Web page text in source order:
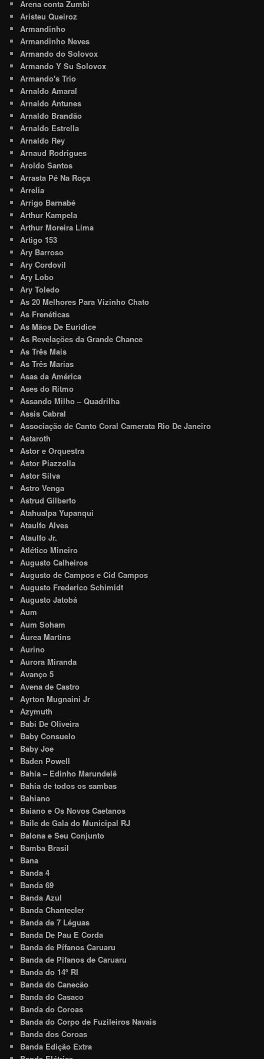
Arena conta Zumbi
Aristeu Queiroz
Armandinho
Armandinho Neves
Armando do Solovox
Armando Y Su Solovox
Armando's Trio
Arnaldo Amaral
Arnaldo Antunes
Arnaldo Brandão
Arnaldo Estrella
Arnaldo Rey
Arnaud Rodrigues
Aroldo Santos
Arrasta Pé Na Roça
Arrelia
Arrigo Barnabé
Arthur Kampela
Arthur Moreira Lima
Artigo 153
Ary Barroso
Ary Cordovil
Ary Lobo
Ary Toledo
As 20 Melhores Para Vizinho Chato
As Frenéticas
As Mãos De Euridice
As Revelações da Grande Chance
As Três Mais
As Três Marias
Asas da América
Ases do Ritmo
Assando Milho – Quadrilha
Assis Cabral
Associação de Canto Coral Camerata Rio De Janeiro
Astaroth
Astor e Orquestra
Astor Piazzolla
Astor Silva
Astro Venga
Astrud Gilberto
Atahualpa Yupanqui
Ataulfo Alves
Ataulfo Jr.
Atlético Mineiro
Augusto Calheiros
Augusto de Campos e Cid Campos
Augusto Frederico Schimidt
Augusto Jatobá
Aum
Aum Soham
Áurea Martins
Aurino
Aurora Miranda
Avanço 5
Avena de Castro
Ayrton Mugnaini Jr
Azymuth
Babi De Oliveira
Baby Consuelo
Baby Joe
Baden Powell
Bahia – Edinho Marundelê
Bahia de todos os sambas
Bahiano
Baiano e Os Novos Caetanos
Baile de Gala do Municipal RJ
Balona e Seu Conjunto
Bamba Brasil
Bana
Banda 4
Banda 69
Banda Azul
Banda Chantecler
Banda de 7 Léguas
Banda De Pau E Corda
Banda de Pífanos Caruaru
Banda de Pífanos de Caruaru
Banda do 14º RI
Banda do Canecão
Banda do Casaco
Banda do Coroas
Banda do Corpo de Fuzileiros Navais
Banda dos Coroas
Banda Edição Extra